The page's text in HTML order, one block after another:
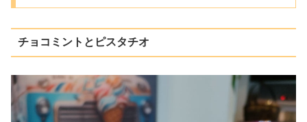
チョコミントとピスタチオ